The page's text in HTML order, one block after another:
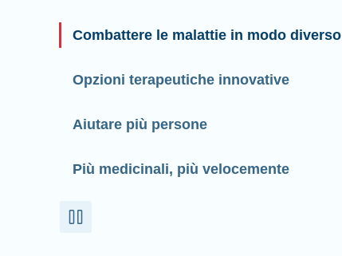
Combattere le malattie in modo diverso
Opzioni terapeutiche innovative
Aiutare più persone
Più medicinali, più velocemente